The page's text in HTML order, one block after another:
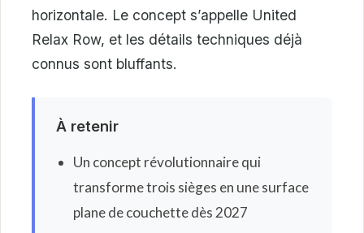
horizontale. Le concept s’appelle United
Relax Row, et les détails techniques déjà
connus sont bluffants.
À retenir
Un concept révolutionnaire qui
transforme trois sièges en une surface
plane de couchette dès 2027